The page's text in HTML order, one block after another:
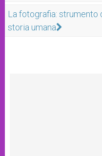
La fotografia: strumento
storia umana